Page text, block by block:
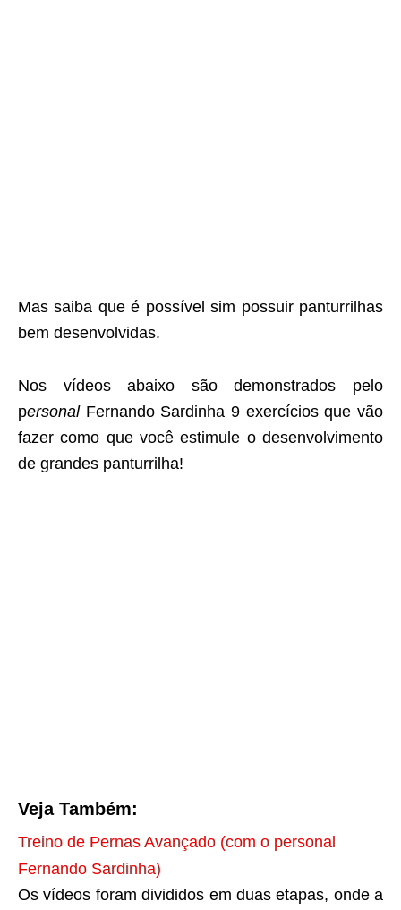
Mas saiba que é possível sim possuir panturrilhas
bem desenvolvidas.
Nos vídeos abaixo são demonstrados pelo
personal Fernando Sardinha 9 exercícios que vão
fazer como que você estimule o desenvolvimento
de grandes panturrilha!
Veja Também:
Treino de Pernas Avançado (com o personal
Fernando Sardinha)
Os vídeos foram divididos em duas etapas, onde a